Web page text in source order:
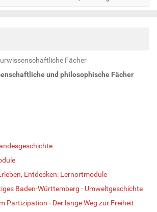
Fächer
und philosophische Fächer
Entdecken: Lernortmodule
Baden-Württemberg - Umweltgeschichte
Partizipation - Der lange Weg zur Freiheit